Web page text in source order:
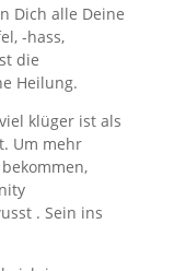
Dich alle Deine
-hass,
die
Heilung.
klüger ist als
Um mehr
. Sein ins